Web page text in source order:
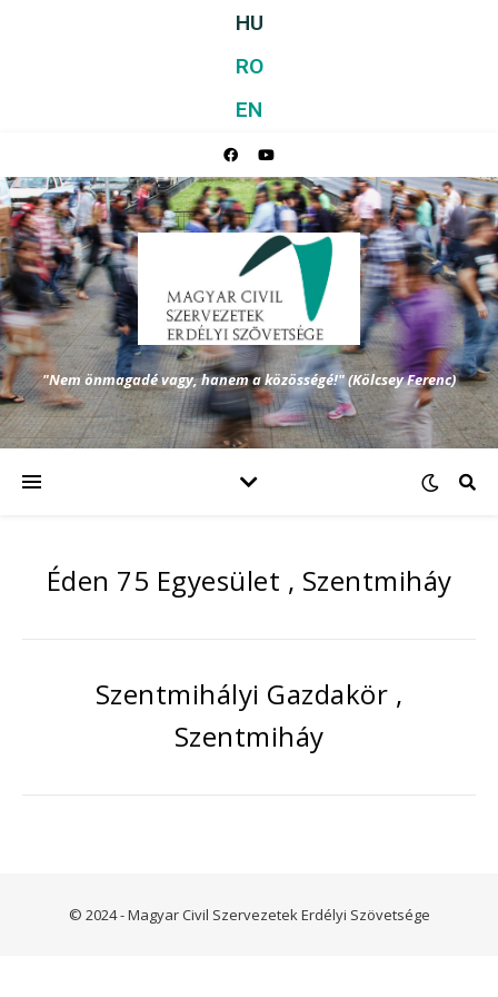
HU
RO
EN
"Nem önmagadé vagy, hanem a közösségé!" (Kölcsey Ferenc)
Éden 75 Egyesület , Szentmiháy
Szentmihályi Gazdakör ,
Szentmiháy
© 2024 - Magyar Civil Szervezetek Erdélyi Szövetsége